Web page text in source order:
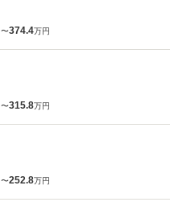
374.4万円
315.8万円
252.8万円